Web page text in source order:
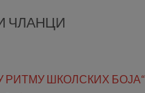
ЧЛАНЦИ
РИТМУ ШКОЛСКИХ БОЈА“